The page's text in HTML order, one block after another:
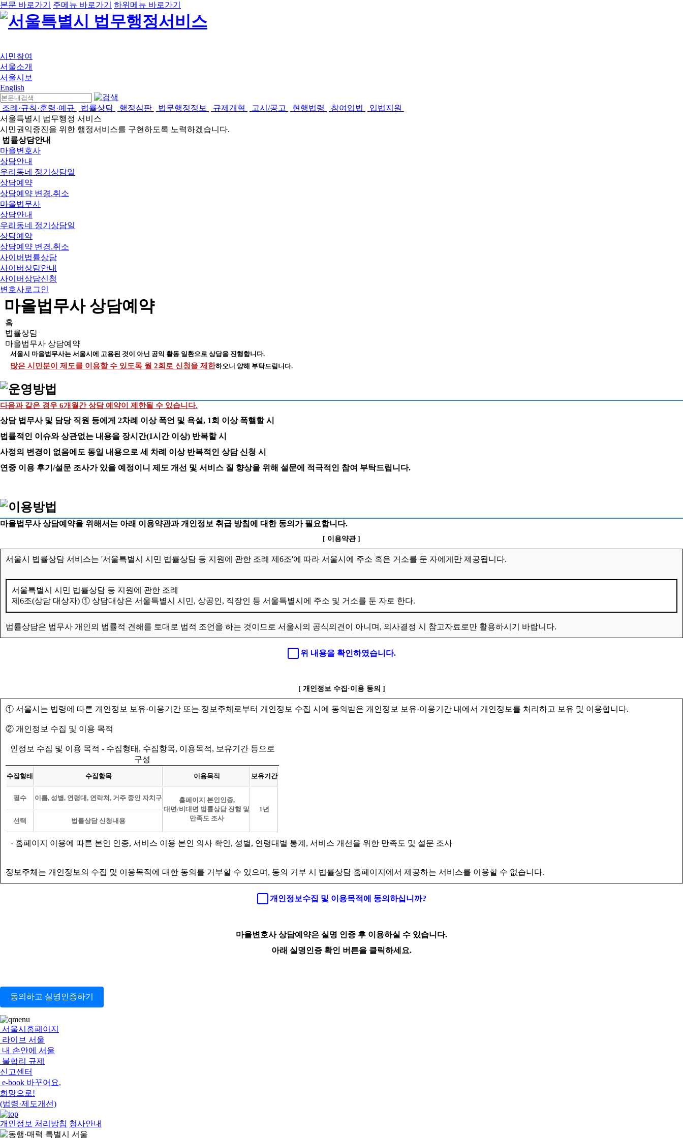
본문 바로가기 주메뉴 바로가기 하위메뉴 바로가기
시민참여
서울소개
서울시보
English
조례·규칙·훈령·예규 법률상담 행정심판 법무행정정보 규제개혁 고시/공고 현행법령 참여입법
입법지원
서울특별시 법무행정 서비스
시민권익증진을 위한 행정서비스를 구현하도록 노력하겠습니다.
법률상담안내
마을변호사
상담안내
우리동네 정기상담일
상담예약
상담예약 변경.취소
마을법무사
상담안내
우리동네 정기상담일
상담예약
상담예약 변경.취소
사이버법률상담
사이버상담안내
사이버상담신청
변호사로그인
마을법무사 상담예약
홈
법률상담
마을법무사 상담예약
서울시 마을법무사는 서울시에 고용된 것이 아닌 공익 활동 일환으로 상담을 진행합니다.
많은 시민분이 제도를 이용할 수 있도록 월 2회로 신청을 제한하오니 양해 부탁드립니다.
다음과 같은 경우 6개월간 상담 예약이 제한될 수 있습니다.
상담 법무사 및 담당 직원 등에게 2차례 이상 폭언 및 욕설, 1회 이상 폭핼할 시
법률적인 이슈와 상관없는 내용을 장시간(1시간 이상) 반복할 시
사정의 변경이 없음에도 동일 내용으로 세 차례 이상 반복적인 상담 신청 시
연중 이용 후기/설문 조사가 있을 예정이니 제도 개선 및 서비스 질 향상을 위해 설문에 적극적인 참여 부탁드립니다.
마을법무사 상담예약을 위해서는 아래 이용약관과 개인정보 취급 방침에 대한 동의가 필요합니다.
[ 이용약관 ]
서울시 법률상담 서비스는 '서울특별시 시민 법률상담 등 지원에 관한 조례 제6조'에 따라 서울시에 주소 혹은 거소를 둔 자에게만 제공됩니다.
서울특별시 시민 법률상담 등 지원에 관한 조례
제6조(상담 대상자) ① 상담대상은 서울특별시 시민, 상공인, 직장인 등 서울특별시에 주소 및 거소를 둔 자로 한다.
법률상담은 법무사 개인의 법률적 견해를 토대로 법적 조언을 하는 것이므로 서울시의 공식의견이 아니며, 의사결정 시 참고자료로만 활용하시기 바랍니다.
위 내용을 확인하였습니다.
[ 개인정보 수집·이용 동의 ]
① 서울시는 법령에 따른 개인정보 보유·이용기간 또는 정보주체로부터 개인정보 수집 시에 동의받은 개인정보 보유·이용기간 내에서 개인정보를 처리하고 보유 및 이용합니다.
② 개인정보 수집 및 이용 목적
인정보 수집 및 이용 목적 - 수집형태, 수집항목, 이용목적, 보유기간 등으로
구성
수집형태 수집항목 이용목적 보유기간
필수 이름, 성별, 연령대, 연락처, 거주 중인 자치구
홈페이지 본인인증,
대면/비대면 법률상담 진행 및
만족도 조사
1년
선택
법률상담 신청내용
· 홈페이지 이용에 따른 본인 인증, 서비스 이용 본인 의사 확인, 성별, 연령대별 통계, 서비스 개선을 위한 만족도 및 설문 조사
정보주체는 개인정보의 수집 및 이용목적에 대한 동의를 거부할 수 있으며, 동의 거부 시 법률상담 홈페이지에서 제공하는 서비스를 이용할 수 없습니다.
개인정보수집 및 이용목적에 동의하십니까?
마을변호사 상담예약은 실명 인증 후 이용하실 수 있습니다.
아래 실명인증 확인 버튼을 클릭하세요.
동의하고 실명인증하기
서울시홈페이지
라이브 서울
내 손안에 서울
불합리 규제
신고센터
e-book 바꾸어요.
희망으로!
(법령·제도개선)
개인정보 처리방침 청사안내